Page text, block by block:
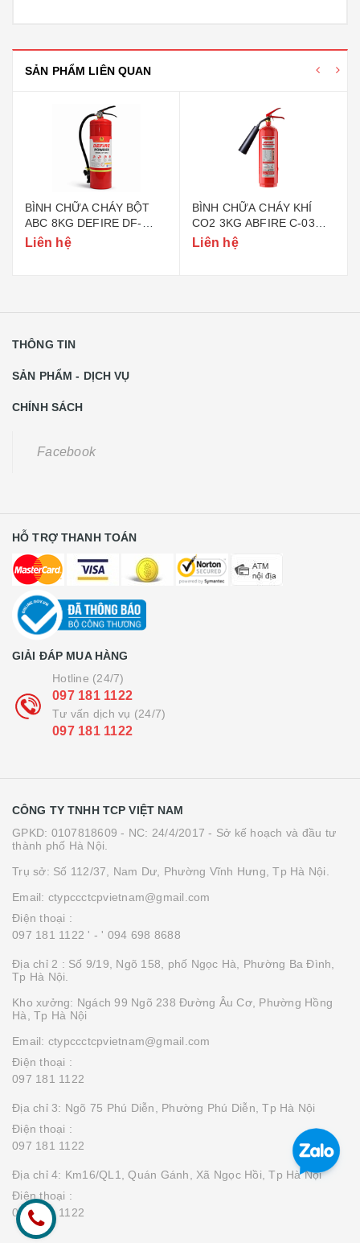
SẢN PHẨM LIÊN QUAN
BÌNH CHỮA CHÁY BỘT
ABC 8KG DEFIRE DF-
ABC8 (BỘ CÔNG AN)
Liên hệ
BÌNH CHỮA CHÁY KHÍ
CO2 3KG ABFIRE C-03
(TEM BỘ CÔNG AN)
Liên hệ
THÔNG TIN
SẢN PHẨM - DỊCH VỤ
CHÍNH SÁCH
Facebook
HỖ TRỢ THANH TOÁN
GIẢI ĐÁP MUA HÀNG
Hotline (24/7)
097 181 1122
Tư vấn dịch vụ (24/7)
097 181 1122
CÔNG TY TNHH TCP VIỆT NAM
GPKD: 0107818609 - NC: 24/4/2017 - Sở kế hoạch và đầu tư
thành phố Hà Nội.
Trụ sở: Số 112/37, Nam Dư, Phường Vĩnh Hưng, Tp Hà Nội.
Email: ctypccctcpvietnam@gmail.com
Điện thoại :
097 181 1122 ' - ' 094 698 8688
Địa chỉ 2 : Số 9/19, Ngõ 158, phố Ngọc Hà, Phường Ba Đình,
Tp Hà Nội.
Kho xưởng: Ngách 99 Ngõ 238 Đường Âu Cơ, Phường Hồng
Hà, Tp Hà Nội
Email: ctypccctcpvietnam@gmail.com
Điện thoại :
097 181 1122
Địa chỉ 3: Ngõ 75 Phú Diễn, Phường Phú Diễn, Tp Hà Nội
Điện thoại :
097 181 1122
Địa chỉ 4: Km16/QL1, Quán Gánh, Xã Ngọc Hồi, Tp Hà Nội
Điện thoại :
097 181 1122